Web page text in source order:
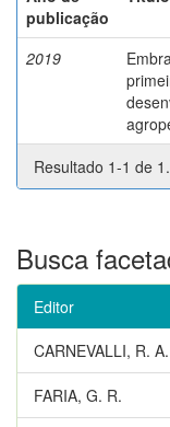
publicação
2019
Resultado 1-1 de 1.
Busca
Editor
CARNEVALLI, R. A.
FARIA, G. R.